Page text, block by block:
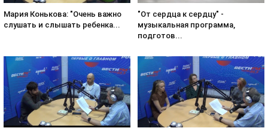
Мария Конькова: "Очень важно
слушать и слышать ребенка...
"От сердца к сердцу" -
музыкальная программа,
подготов...